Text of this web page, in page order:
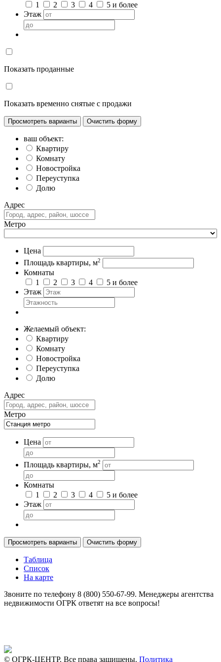
1
2 3 4
5 и более
Этаж
Показать проданные
Показать временно снятые с продажи
Просмотреть варианты
ваш объект:
Квартиру
Комнату
Новостройка
Переуступка
Долю
Адрес
Метро
Цена
Площадь квартиры, м2
Комнаты
1
2 3 4
5 и более
Этаж
Желаемый объект:
Квартиру
Комнату
Новостройка
Переуступка
Долю
Адрес
Метро
Цена
Площадь квартиры, м2
Комнаты
1
2 3 4
5 и более
Этаж
Просмотреть варианты
Таблица
Список
На карте
Звоните по телефону 8 (800) 550-67-99. Менеджеры агентства
недвижимости ОГРК ответят на все вопросы!
© ОГРК-ЦЕНТР. Все права защищены. Политика